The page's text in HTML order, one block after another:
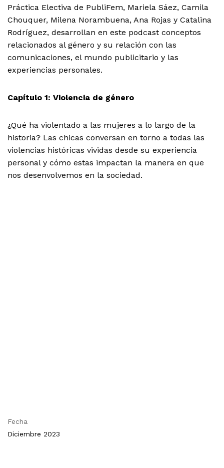
Práctica Electiva de PubliFem, Mariela Sáez, Camila
Chouquer, Milena Norambuena, Ana Rojas y Catalina
Rodríguez, desarrollan en este podcast conceptos
relacionados al género y su relación con las
comunicaciones, el mundo publicitario y las
experiencias personales.
Capítulo 1: Violencia de género
¿Qué ha violentado a las mujeres a lo largo de la
historia? Las chicas conversan en torno a todas las
violencias históricas vividas desde su experiencia
personal y cómo estas impactan la manera en que
nos desenvolvemos en la sociedad.
Fecha
Diciembre 2023